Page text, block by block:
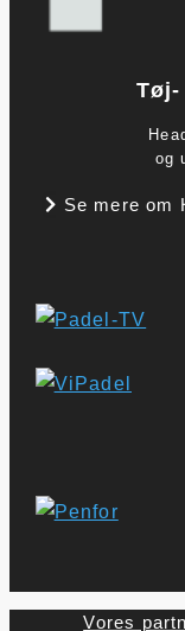
og
Se mere om
Vores